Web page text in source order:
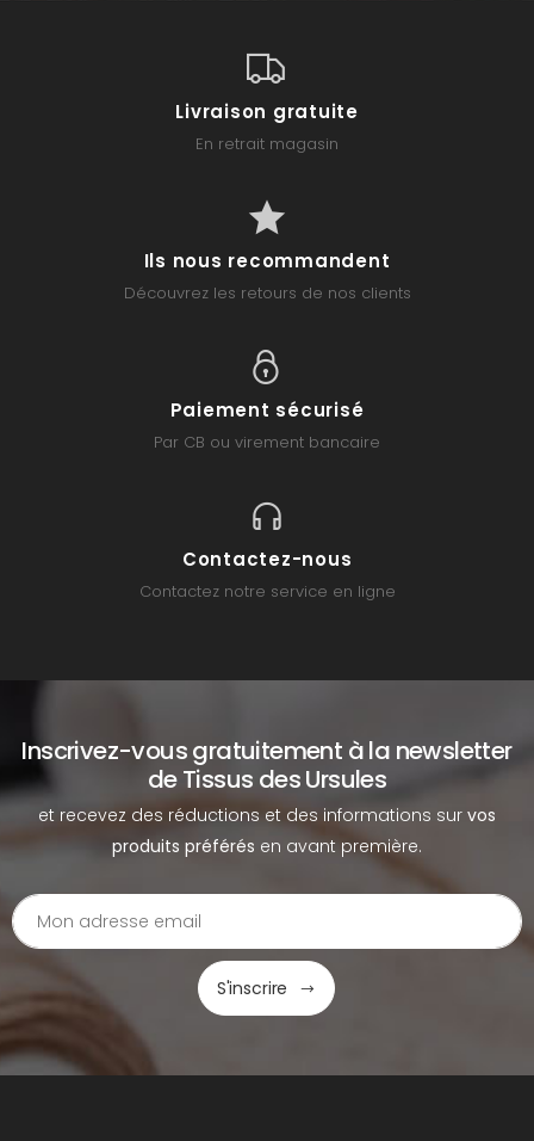
Livraison gratuite
En retrait magasin
Ils nous recommandent
Découvrez les retours de nos clients
Paiement sécurisé
Par CB ou virement bancaire
Contactez-nous
Contactez notre service en ligne
Inscrivez-vous gratuitement à la newsletter
de Tissus des Ursules
et recevez des réductions et des informations sur vos
produits préférés en avant première.
S'inscrire